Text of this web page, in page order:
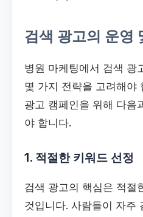
검색 광고의 운영
병원 마케팅에서 검색 광
몇 가지 전략을 고려해야
광고 캠페인을 위해 다음
야 합니다.
1. 적절한 키워드 선정
검색 광고의 핵심은 적절
것입니다. 사람들이 자주